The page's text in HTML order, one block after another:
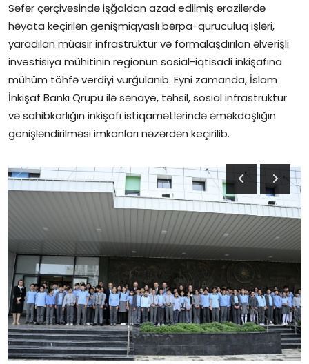
Səfər çərçivəsində işğaldan azad edilmiş ərazilərdə
həyata keçirilən genişmiqyaslı bərpa-quruculuq işləri,
yaradılan müasir infrastruktur və formalaşdırılan əlverişli
investisiya mühitinin regionun sosial-iqtisadi inkişafına
mühüm töhfə verdiyi vurğulanıb. Eyni zamanda, İslam
İnkişaf Bankı Qrupu ilə sənaye, təhsil, sosial infrastruktur
və sahibkarlığın inkişafı istiqamətlərində əməkdaşlığın
genişləndirilməsi imkanları nəzərdən keçirilib.